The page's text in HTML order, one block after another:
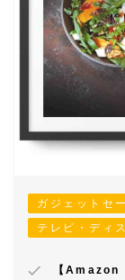
ガジェットセ
テレビ・ディ
【